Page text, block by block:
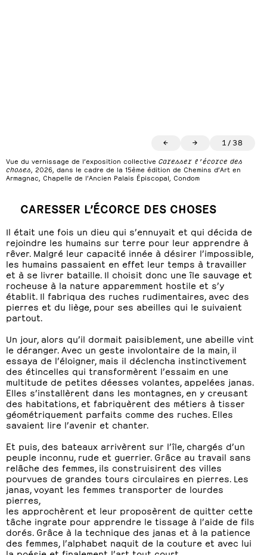
← → 1 / 38
Vue du vernissage de l’exposition collective Caresser l’écorce des
choses, 2026, dans le cadre de la 15ème édition de Chemins d’Art en
Armagnac, Chapelle de l’Ancien Palais Épiscopal, Condom
CARESSER L’ÉCORCE DES CHOSES
Il était une fois un dieu qui s’ennuyait et qui décida de
rejoindre les humains sur terre pour leur apprendre à
rêver. Malgré leur capacité innée à désirer l’impossible,
les humains passaient en effet leur temps à travailler
et à se livrer bataille. Il choisit donc une île sauvage et
rocheuse à la nature apparemment hostile et s’y
établit. Il fabriqua des ruches rudimentaires, avec des
pierres et du liège, pour ses abeilles qui le suivaient
partout.
Un jour, alors qu’il dormait paisiblement, une abeille vint
le déranger. Avec un geste involontaire de la main, il
essaya de l’éloigner, mais il déclencha instinctivement
des étincelles qui transformèrent l’essaim en une
multitude de petites déesses volantes, appelées janas.
Elles s’installèrent dans les montagnes, en y creusant
des habitations, et fabriquèrent des métiers à tisser
géométriquement parfaits comme des ruches. Elles
savaient lire l’avenir et chanter.
Et puis, des bateaux arrivèrent sur l’île, chargés d’un
peuple inconnu, rude et guerrier. Grâce au travail sans
relâche des femmes, ils construisirent des villes
pourvues de grandes tours circulaires en pierres. Les
janas, voyant les femmes transporter de lourdes
pierres,
les approchèrent et leur proposèrent de quitter cette
tâche ingrate pour apprendre le tissage à l’aide de fils
dorés. Grâce à la technique des janas et à la patience
des femmes, l’alphabet naquit de la couture et avec lui